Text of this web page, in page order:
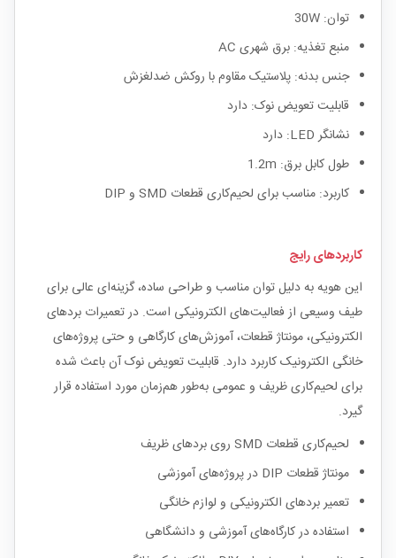
توان: 30W
منبع تغذیه: برق شهری AC
جنس بدنه: پلاستیک مقاوم با روکش ضدلغزش
قابلیت تعویض نوک: دارد
نشانگر LED: دارد
طول کابل برق: 1.2m
کاربرد: مناسب برای لحیم‌کاری قطعات SMD و DIP
کاربردهای رایج
این هویه به دلیل توان مناسب و طراحی ساده، گزینه‌ای عالی برای
طیف وسیعی از فعالیت‌های الکترونیکی است. در تعمیرات بردهای
الکترونیکی، مونتاژ قطعات، آموزش‌های کارگاهی و حتی پروژه‌های
خانگی الکترونیک کاربرد دارد. قابلیت تعویض نوک آن باعث شده
برای لحیم‌کاری ظریف و عمومی به‌طور هم‌زمان مورد استفاده قرار
گیرد.
لحیم‌کاری قطعات SMD روی بردهای ظریف
مونتاژ قطعات DIP در پروژه‌های آموزشی
تعمیر بردهای الکترونیکی و لوازم خانگی
استفاده در کارگاه‌های آموزشی و دانشگاهی